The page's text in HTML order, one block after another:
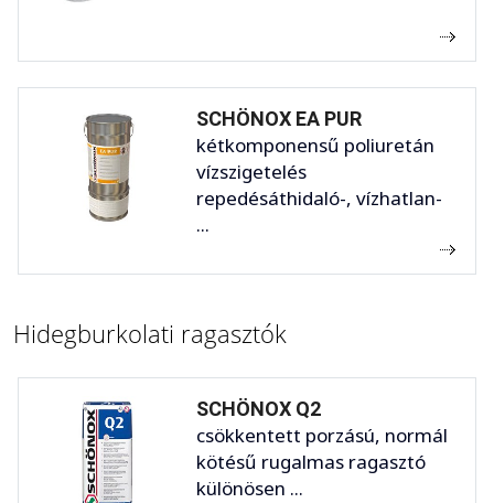
SCHÖNOX EA PUR
kétkomponensű poliuretán
vízszigetelés
repedésáthidaló-, vízhatlan-
...
Hidegburkolati ragasztók
SCHÖNOX Q2
csökkentett porzású, normál
kötésű rugalmas ragasztó
különösen ...